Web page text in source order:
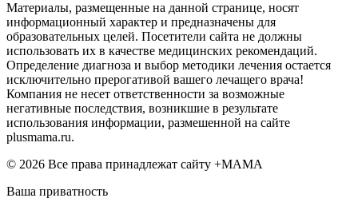
Материалы, размещенные на данной странице, носят
информационный характер и предназначены для
образовательных целей. Посетители сайта не должны
использовать их в качестве медицинских рекомендаций.
Определение диагноза и выбор методики лечения остается
исключительно прерогативой вашего лечащего врача!
Компания не несет ответственности за возможные
негативные последствия, возникшие в результате
использования информации, размешенной на сайте
plusmama.ru.
© 2026 Все права принадлежат сайту +МАМА
Ваша приватность